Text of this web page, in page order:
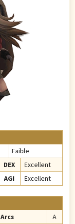
Faible
DEX
Excellent
AGI Excellent
Arcs
A